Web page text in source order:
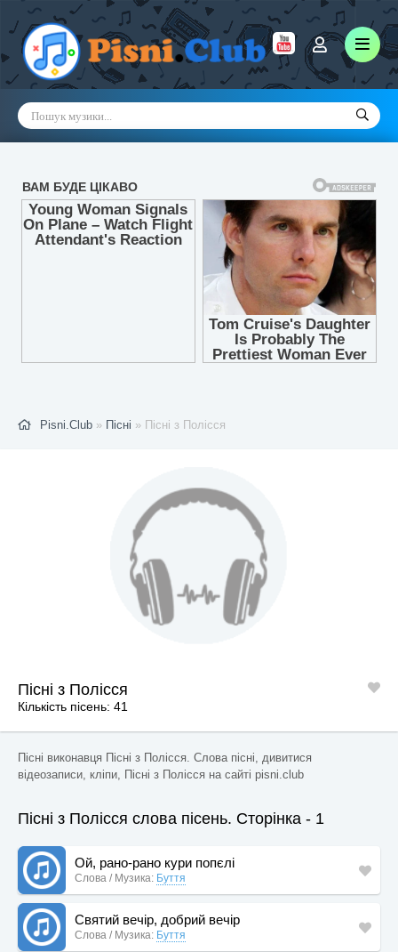
Pisni.Club » Пісні » Пісні з Полісся
Пісні з Полісся
Кількість пісень: 41
Пісні виконавця Пісні з Полісся. Слова пісні, дивитися
відеозаписи, кліпи, Пісні з Полісся на сайті pisni.club
Пісні з Полісся слова пісень. Сторінка - 1
Ой, рано-рано кури попєлі
Слова / Музика: Буття
Святий вечір, добрий вечір
Слова / Музика: Буття